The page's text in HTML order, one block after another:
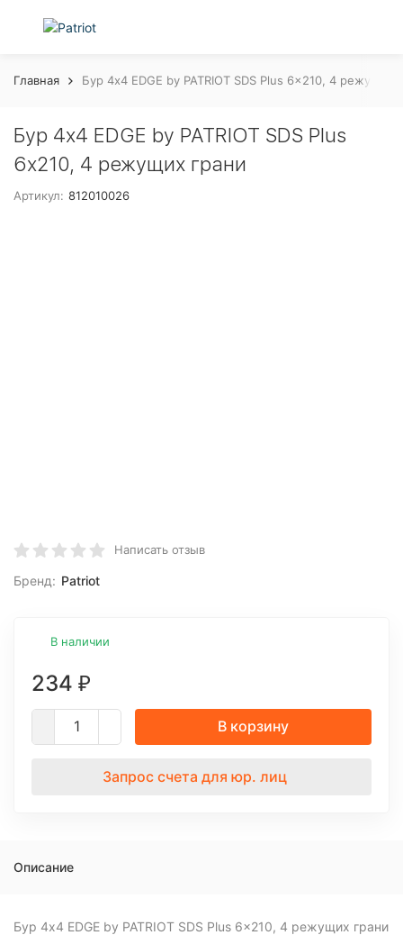
Главная Бур 4x4 EDGE by PATRIOT SDS Plus 6x210, 4 режущих
Бур 4x4 EDGE by PATRIOT SDS Plus
6x210, 4 режущих грани
Артикул: 812010026
Написать отзыв
Бренд: Patriot
В наличии
234 ₽
В корзину
Запрос счета для юр. лиц
Описание
Бур 4x4 EDGE by PATRIOT SDS Plus 6x210, 4 режущих грани